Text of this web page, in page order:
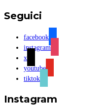
Seguici
facebook
instagram
x
youtube
tiktok
Instagram